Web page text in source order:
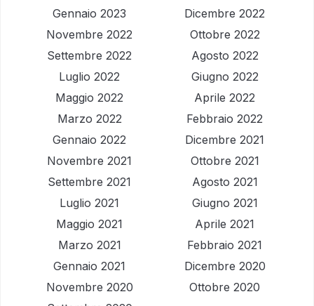
Gennaio 2023
Dicembre 2022
Novembre 2022
Ottobre 2022
Settembre 2022
Agosto 2022
Luglio 2022
Giugno 2022
Maggio 2022
Aprile 2022
Marzo 2022
Febbraio 2022
Gennaio 2022
Dicembre 2021
Novembre 2021
Ottobre 2021
Settembre 2021
Agosto 2021
Luglio 2021
Giugno 2021
Maggio 2021
Aprile 2021
Marzo 2021
Febbraio 2021
Gennaio 2021
Dicembre 2020
Novembre 2020
Ottobre 2020